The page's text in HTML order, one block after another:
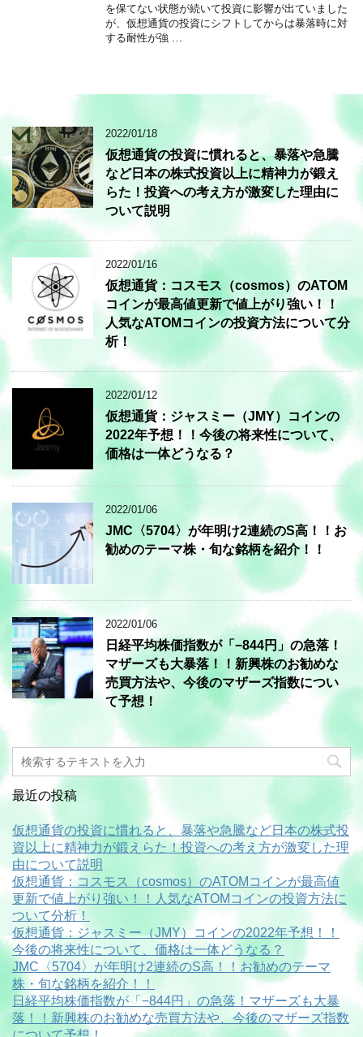
を保てない状態が続いて投資に影響が出ていました
が、仮想通貨の投資にシフトしてからは暴落時に対
する耐性が強 …
2022/01/18
仮想通貨の投資に慣れると、暴落や急騰
など日本の株式投資以上に精神力が鍛え
らた！投資への考え方が激変した理由に
ついて説明
2022/01/16
仮想通貨：コスモス（cosmos）のATOM
コインが最高値更新で値上がり強い！！
人気なATOMコインの投資方法について分
析！
2022/01/12
仮想通貨：ジャスミー（JMY）コインの
2022年予想！！今後の将来性について、
価格は一体どうなる？
2022/01/06
JMC〈5704〉が年明け2連続のS高！！お
勧めのテーマ株・旬な銘柄を紹介！！
2022/01/06
日経平均株価指数が「−844円」の急落！
マザーズも大暴落！！新興株のお勧めな
売買方法や、今後のマザーズ指数につい
て予想！
最近の投稿
仮想通貨の投資に慣れると、暴落や急騰など日本の株式投
資以上に精神力が鍛えらた！投資への考え方が激変した理
由について説明
仮想通貨：コスモス（cosmos）のATOMコインが最高値
更新で値上がり強い！！人気なATOMコインの投資方法に
ついて分析！
仮想通貨：ジャスミー（JMY）コインの2022年予想！！
今後の将来性について、価格は一体どうなる？
JMC〈5704〉が年明け2連続のS高！！お勧めのテーマ
株・旬な銘柄を紹介！！
日経平均株価指数が「−844円」の急落！マザーズも大暴
落！！新興株のお勧めな売買方法や、今後のマザーズ指数